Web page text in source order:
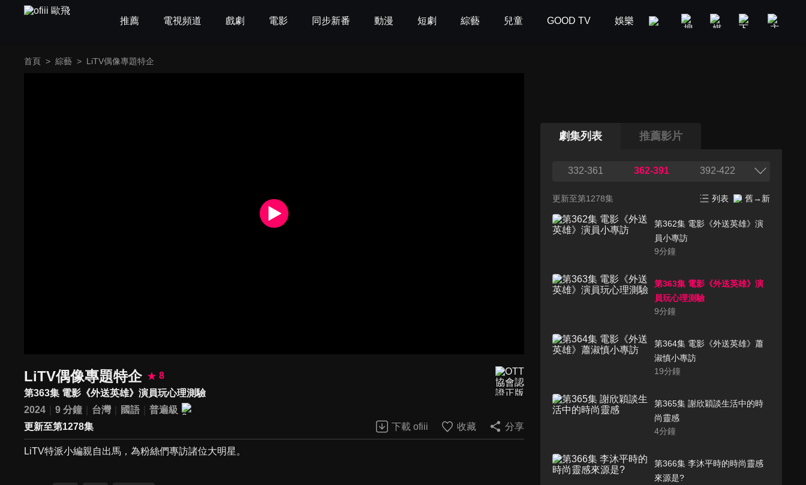
推薦 電視頻道 戲劇 電影 同步新番 動漫 短劇 綜藝 兒童 GOOD TV 娛樂 美食旅遊 新聞政論
首頁 > 綜藝 > LiTV偶像專題特企
LiTV偶像專題特企
8
第363集 電影《外送英雄》演員玩心理測驗
2024
9 分鐘 台灣 國語
普遍級
更新至第1278集
下載 ofiii 收藏 分享
LiTV特派小編親自出馬，為粉絲們專訪諸位大明星。
劇集列表 推薦影片
332-361 362-391 392-422
更新至第1278集 列表 舊→新
第362集 電影《外送英雄》演
員小專訪
9分鐘
第363集 電影《外送英雄》演
員玩心理測驗
9分鐘
第364集 電影《外送英雄》蕭
淑慎小專訪
19分鐘
第365集 謝欣穎談生活中的時
尚靈感
4分鐘
第366集 李沐平時的時尚靈感
來源是?